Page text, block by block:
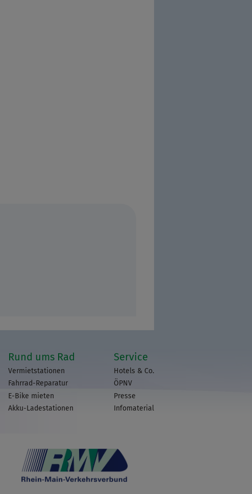
Rund ums Rad
Vermietstationen
Fahrrad-Reparatur
E-Bike mieten
Akku-Ladestationen
Service
Hotels & Co.
ÖPNV
Presse
Infomaterial